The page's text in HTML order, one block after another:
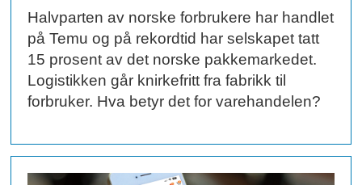
Halvparten av norske forbrukere har handlet
på Temu og på rekordtid har selskapet tatt
15 prosent av det norske pakkemarkedet.
Logistikken går knirkefritt fra fabrikk til
forbruker. Hva betyr det for varehandelen?